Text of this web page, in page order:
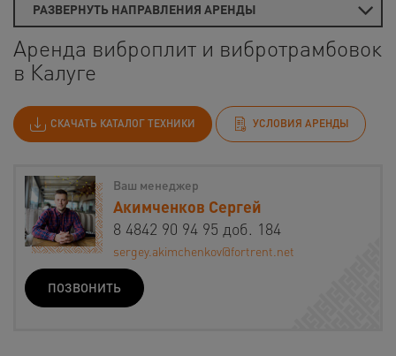
РАЗВЕРНУТЬ НАПРАВЛЕНИЯ АРЕНДЫ
Аренда виброплит и вибротрамбовок
в Калуге
СКАЧАТЬ КАТАЛОГ ТЕХНИКИ УСЛОВИЯ АРЕНДЫ
Ваш менеджер
Акимченков Сергей
8 4842 90 94 95 доб. 184
sergey.akimchenkov@fortrent.net
ПОЗВОНИТЬ